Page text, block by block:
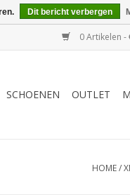
0 Artikelen -
SCHOENEN OUTLET
HOME/
Dit bericht verbergen